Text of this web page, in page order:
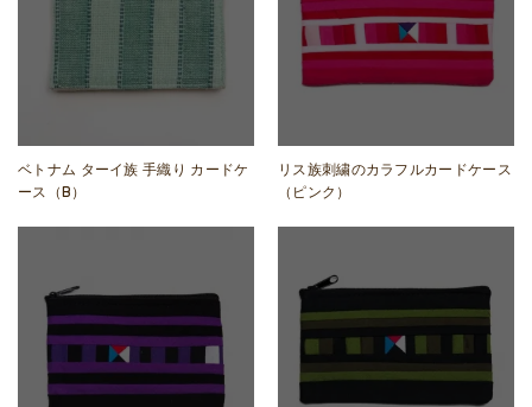
ベトナム ターイ族 手織り カードケ
ース（B）
リス族刺繍のカラフルカードケース
（ピンク）